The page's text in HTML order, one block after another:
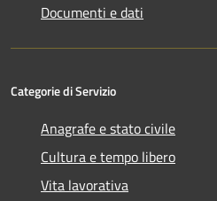
Documenti e dati
Categorie di Servizio
Anagrafe e stato civile
Cultura e tempo libero
Vita lavorativa